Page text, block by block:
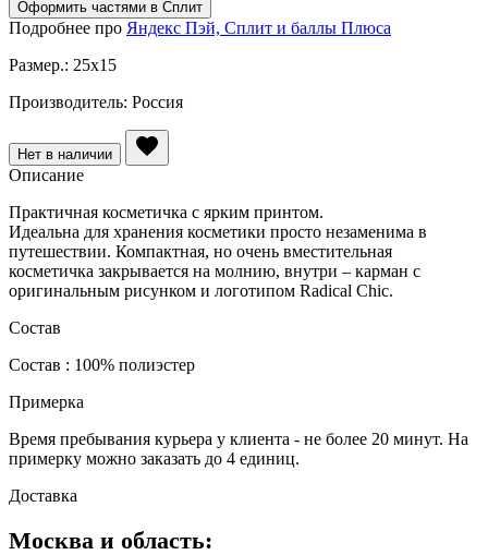
Оформить частями в Сплит
Подробнее про Яндекс Пэй, Сплит и баллы Плюса
Размер.: 25x15
Производитель: Россия
Нет в наличии
Описание
Практичная косметичка с ярким принтом.
Идеальна для хранения косметики просто незаменима в
путешествии. Компактная, но очень вместительная
косметичка закрывается на молнию, внутри – карман с
оригинальным рисунком и логотипом Radical Chic.
Состав
Состав : 100% полиэстер
Примерка
Время пребывания курьера у клиента - не более 20 минут. На
примерку можно заказать до 4 единиц.
Доставка
Москва и область: